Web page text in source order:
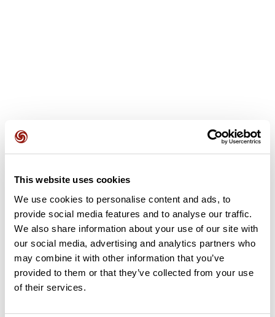
This website uses cookies
We use cookies to personalise content and ads, to
provide social media features and to analyse our traffic.
We also share information about your use of our site with
our social media, advertising and analytics partners who
may combine it with other information that you’ve
provided to them or that they’ve collected from your use
of their services.
Ajouter un avis
Découvrez ce parcours de vélo de 83,2 km à proximité de